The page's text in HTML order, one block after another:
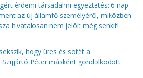
érdemi társadalmi egyeztetés: 6 nap
az új államfő személyéről, miközben
hivatalosan nem jelölt még senkit!
hogy üres és sötét a
Szijjártó Péter másként gondolkodott